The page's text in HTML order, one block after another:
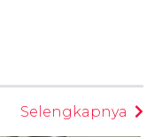
Selengkapnya